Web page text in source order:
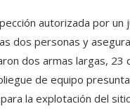
autorizada por un
dos personas y
dos armas largas, 23
de equipo
para la explotación del